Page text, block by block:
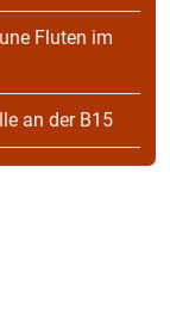
Fluten im
an der B15